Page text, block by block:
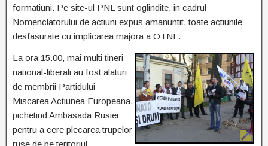
formatiuni. Pe site-ul PNL sunt oglindite, in cadrul
Nomenclatorului de actiuni expus amanuntit, toate actiunile
desfasurate cu implicarea majora a OTNL.
La ora 15.00, mai multi tineri
national-liberali au fost alaturi
de membrii Partidului
Miscarea Actiunea Europeana,
pichetind Ambasada Rusiei
pentru a cere plecarea trupelor